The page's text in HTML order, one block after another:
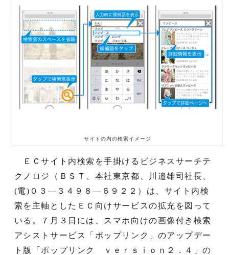
サイトの内の検索イメージ
ＥＣサイト内検索を手掛けるビジネスサーチテ
クノロジ（ＢＳＴ、本社東京都、川邉雄司社長、
(電)０３―３４９８―６９２２）は、サイト内検
索を主軸としたＥＣ向けサービスの拡充を図って
いる。７月３日には、スマホ向けの画像付き検索
アシストサービス「ポップリンク」のアップデー
ト版「ポップリンク ｖｅｒｓｉｏｎ２．４」の